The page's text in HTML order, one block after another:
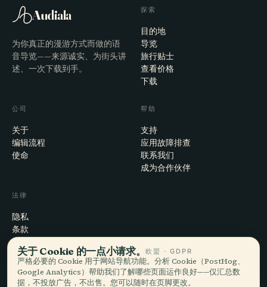
Audiala
为你真正的漫游方式而做的语
音导览——来源诚实、为街头讲
述、一次下载到手。
探索
目的地
导览
旅行贴士
查看价格
下载
公司
关于
编辑流程
使命
帮助
支持
应用故障排查
联系我们
成为合作伙伴
法律
隐私
条款
Cookie 设置
注销账户
关于 Cookie 的一点小请求。欧盟 · GDPR
严格必要的 Cookie 用于网站导航功能。分析 Cookie（PostHog、
Google Analytics）帮助我们了解哪些页面运作良好——仅汇总数
据，不投放广告，不出售。您可以随时在页脚更改。